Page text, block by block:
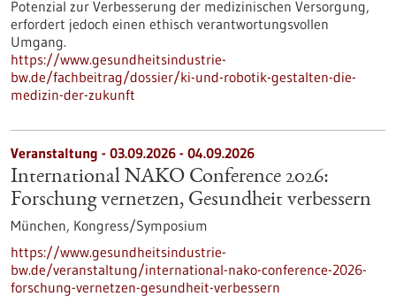
Potenzial zur Verbesserung der medizinischen Versorgung,
erfordert jedoch einen ethisch verantwortungsvollen
Umgang.
https://www.gesundheitsindustrie-
bw.de/fachbeitrag/dossier/ki-und-robotik-gestalten-die-
medizin-der-zukunft
Veranstaltung - 03.09.2026 - 04.09.2026
International NAKO Conference 2026:
Forschung vernetzen, Gesundheit verbessern
München, Kongress/Symposium
https://www.gesundheitsindustrie-
bw.de/veranstaltung/international-nako-conference-2026-
forschung-vernetzen-gesundheit-verbessern